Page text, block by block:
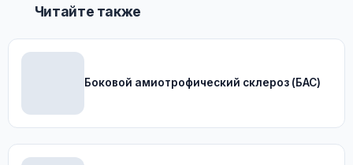
Читайте также
Боковой амиотрофический склероз (БАС)